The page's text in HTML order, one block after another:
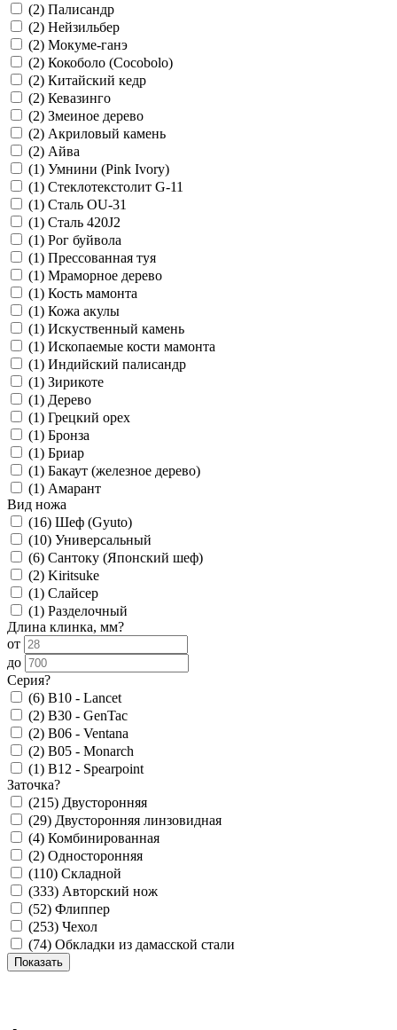
(2) Палисандр
(2) Нейзильбер
(2) Мокуме-ганэ
(2) Кокоболо (Cocobolo)
(2) Китайский кедр
(2) Кевазинго
(2) Змеиное дерево
(2) Акриловый камень
(2) Айва
(1) Умнини (Pink Ivory)
(1) Стеклотекстолит G-11
(1) Сталь OU-31
(1) Сталь 420J2
(1) Рог буйвола
(1) Прессованная туя
(1) Мраморное дерево
(1) Кость мамонта
(1) Кожа акулы
(1) Искуственный камень
(1) Ископаемые кости мамонта
(1) Индийский палисандр
(1) Зирикоте
(1) Дерево
(1) Грецкий орех
(1) Бронза
(1) Бриар
(1) Бакаут (железное дерево)
(1) Амарант
Вид ножа
(16) Шеф (Gyuto)
(10) Универсальный
(6) Сантоку (Японский шеф)
(2) Kiritsuke
(1) Слайсер
(1) Разделочный
Длина клинка, мм?
от
до
Серия?
(6) B10 - Lancet
(2) B30 - GenTac
(2) B06 - Ventana
(2) B05 - Monarch
(1) B12 - Spearpoint
Заточка?
(215) Двусторонняя
(29) Двусторонняя линзовидная
(4) Комбинированная
(2) Односторонняя
(110) Складной
(333) Авторский нож
(52) Флиппер
(253) Чехол
(74) Обкладки из дамасской стали